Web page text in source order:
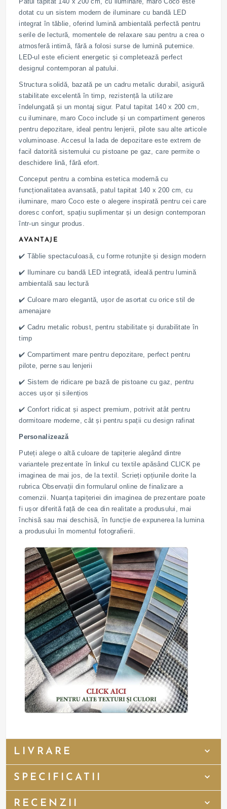
dotat cu un sistem modern de iluminare cu bandă LED
integrat în tăblie, oferind lumină ambientală perfectă pentru
serile de lectură, momentele de relaxare sau pentru a crea o
atmosferă intimă, fără a folosi surse de lumină puternice.
LED-ul este eficient energetic și completează perfect
designul contemporan al patului.
Structura solidă, bazată pe un cadru metalic durabil, asigură
stabilitate excelentă în timp, rezistență la utilizare
îndelungată și un montaj sigur. Patul tapitat 140 x 200 cm,
cu iluminare, maro Coco include și un compartiment generos
pentru depozitare, ideal pentru lenjerii, pilote sau alte articole
voluminoase. Accesul la lada de depozitare este extrem de
facil datorită sistemului cu pistoane pe gaz, care permite o
deschidere lină, fără efort.
Conceput pentru a combina estetica modernă cu
funcționalitatea avansată, patul tapitat 140 x 200 cm, cu
iluminare, maro Coco este o alegere inspirată pentru cei care
doresc confort, spațiu suplimentar și un design contemporan
într-un singur produs.
AVANTAJE
✔️ Tăblie spectaculoasă, cu forme rotunjite și design modern
✔️ Iluminare cu bandă LED integrată, ideală pentru lumină
ambientală sau lectură
✔️ Culoare maro elegantă, ușor de asortat cu orice stil de
amenajare
✔️ Cadru metalic robust, pentru stabilitate și durabilitate în
timp
✔️ Compartiment mare pentru depozitare, perfect pentru
pilote, perne sau lenjerii
✔️ Sistem de ridicare pe bază de pistoane cu gaz, pentru
acces ușor și silențios
✔️ Confort ridicat și aspect premium, potrivit atât pentru
dormitoare moderne, cât și pentru spații cu design rafinat
Personalizează
Puteți alege o altă culoare de tapițerie alegând dintre
variantele prezentate în linkul cu textile apăsând CLICK pe
imaginea de mai jos, de la textil. Scrieți opțiunile dorite la
rubrica Observații din formularul online de finalizare a
comenzii. Nuanța tapițeriei din imaginea de prezentare poate
fi ușor diferită față de cea din realitate a produsului, mai
închisă sau mai deschisă, în funcție de expunerea la lumina
a produsului în momentul fotografierii.
LIVRARE
SPECIFICATII
RECENZII